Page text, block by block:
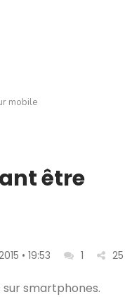
mobile
être
• 19:53 1 25
smartphones.